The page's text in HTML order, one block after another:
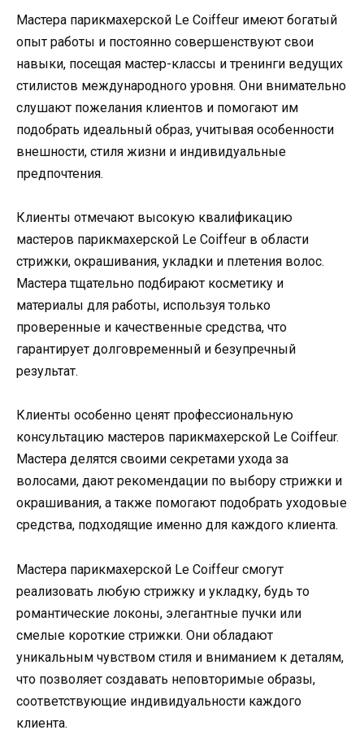
Мастера парикмахерской Le Coiffeur имеют богатый
опыт работы и постоянно совершенствуют свои
навыки, посещая мастер-классы и тренинги ведущих
стилистов международного уровня. Они внимательно
слушают пожелания клиентов и помогают им
подобрать идеальный образ, учитывая особенности
внешности, стиля жизни и индивидуальные
предпочтения.
Клиенты отмечают высокую квалификацию
мастеров парикмахерской Le Coiffeur в области
стрижки, окрашивания, укладки и плетения волос.
Мастера тщательно подбирают косметику и
материалы для работы, используя только
проверенные и качественные средства, что
гарантирует долговременный и безупречный
результат.
Клиенты особенно ценят профессиональную
консультацию мастеров парикмахерской Le Coiffeur.
Мастера делятся своими секретами ухода за
волосами, дают рекомендации по выбору стрижки и
окрашивания, а также помогают подобрать уходовые
средства, подходящие именно для каждого клиента.
Мастера парикмахерской Le Coiffeur смогут
реализовать любую стрижку и укладку, будь то
романтические локоны, элегантные пучки или
смелые короткие стрижки. Они обладают
уникальным чувством стиля и вниманием к деталям,
что позволяет создавать неповторимые образы,
соответствующие индивидуальности каждого
клиента.